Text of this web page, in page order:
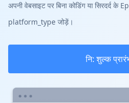
अपनी वेबसाइट पर बिना कोडिंग या
platform_type जोड़ें।
नि: शुल्क